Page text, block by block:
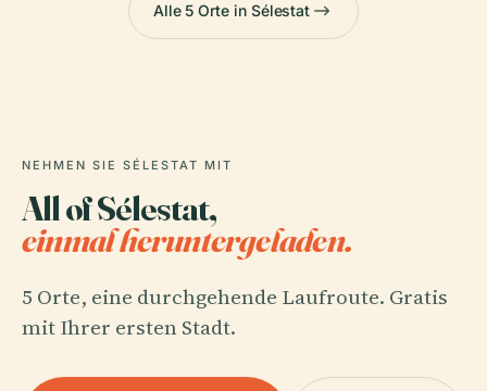
Alle 5 Orte in Sélestat
NEHMEN SIE SÉLESTAT MIT
All of Sélestat,
einmal heruntergeladen.
5 Orte, eine durchgehende Laufroute. Gratis
mit Ihrer ersten Stadt.